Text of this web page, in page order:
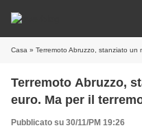
Casa » Terremoto Abruzzo, stanziato un
Terremoto Abruzzo,
euro. Ma per il
Pubblicato su 30/11/PM 19:26